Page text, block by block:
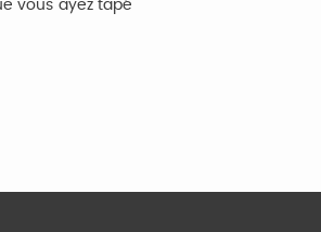
vous ayez tapé